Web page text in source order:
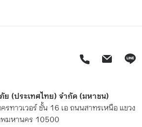
(ประเทศไทย) จำกัด (มหาชน)
ทาวเวอร์ ชั้น 16 เอ ถนนสาทรเหนือ แขวง
พมหานคร 10500